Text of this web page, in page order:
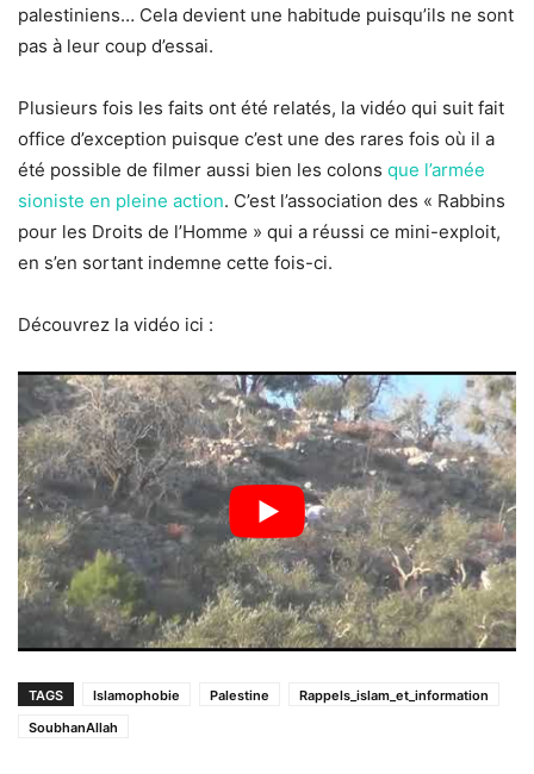
palestiniens… Cela devient une habitude puisqu’ils ne sont
pas à leur coup d’essai.
Plusieurs fois les faits ont été relatés, la vidéo qui suit fait
office d’exception puisque c’est une des rares fois où il a
été possible de filmer aussi bien les colons que l’armée
sioniste en pleine action. C’est l’association des « Rabbins
pour les Droits de l’Homme » qui a réussi ce mini-exploit,
en s’en sortant indemne cette fois-ci.
Découvrez la vidéo ici :
TAGS Islamophobie Palestine
Rappels_islam_et_information
SoubhanAllah